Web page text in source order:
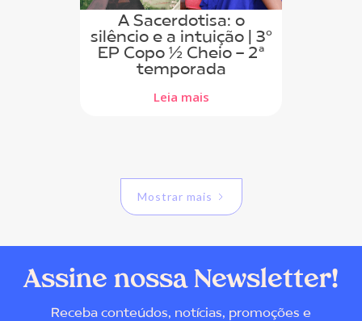
A Sacerdotisa: o
silêncio e a intuição | 3º
EP Copo ½ Cheio - 2ª
temporada
Leia mais
Mostrar mais
Assine nossa Newsletter!
Receba conteúdos, notícias, promoções e